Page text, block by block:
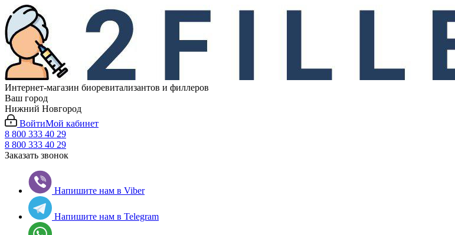
Интернет-магазин биоревитализантов и филлеров
Ваш город
Нижний Новгород
ВойтиМой кабинет
8 800 333 40 29
8 800 333 40 29
Заказать звонок
Напишите нам в Viber
Напишите нам в Telegram